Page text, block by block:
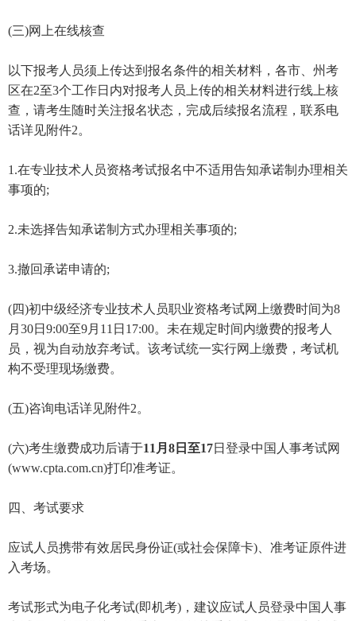
(三)网上在线核查
以下报考人员须上传达到报名条件的相关材料，各市、州考
区在2至3个工作日内对报考人员上传的相关材料进行线上核
查，请考生随时关注报名状态，完成后续报名流程，联系电
话详见附件2。
1.在专业技术人员资格考试报名中不适用告知承诺制办理相关
事项的;
2.未选择告知承诺制方式办理相关事项的;
3.撤回承诺申请的;
(四)初中级经济专业技术人员职业资格考试网上缴费时间为8
月30日9:00至9月11日17:00。未在规定时间内缴费的报考人
员，视为自动放弃考试。该考试统一实行网上缴费，考试机
构不受理现场缴费。
(五)咨询电话详见附件2。
(六)考生缴费成功后请于11月8日至17日登录中国人事考试网
(www.cpta.com.cn)打印准考证。
四、考试要求
应试人员携带有效居民身份证(或社会保障卡)、准考证原件进
入考场。
考试形式为电子化考试(即机考)，建议应试人员登录中国人事